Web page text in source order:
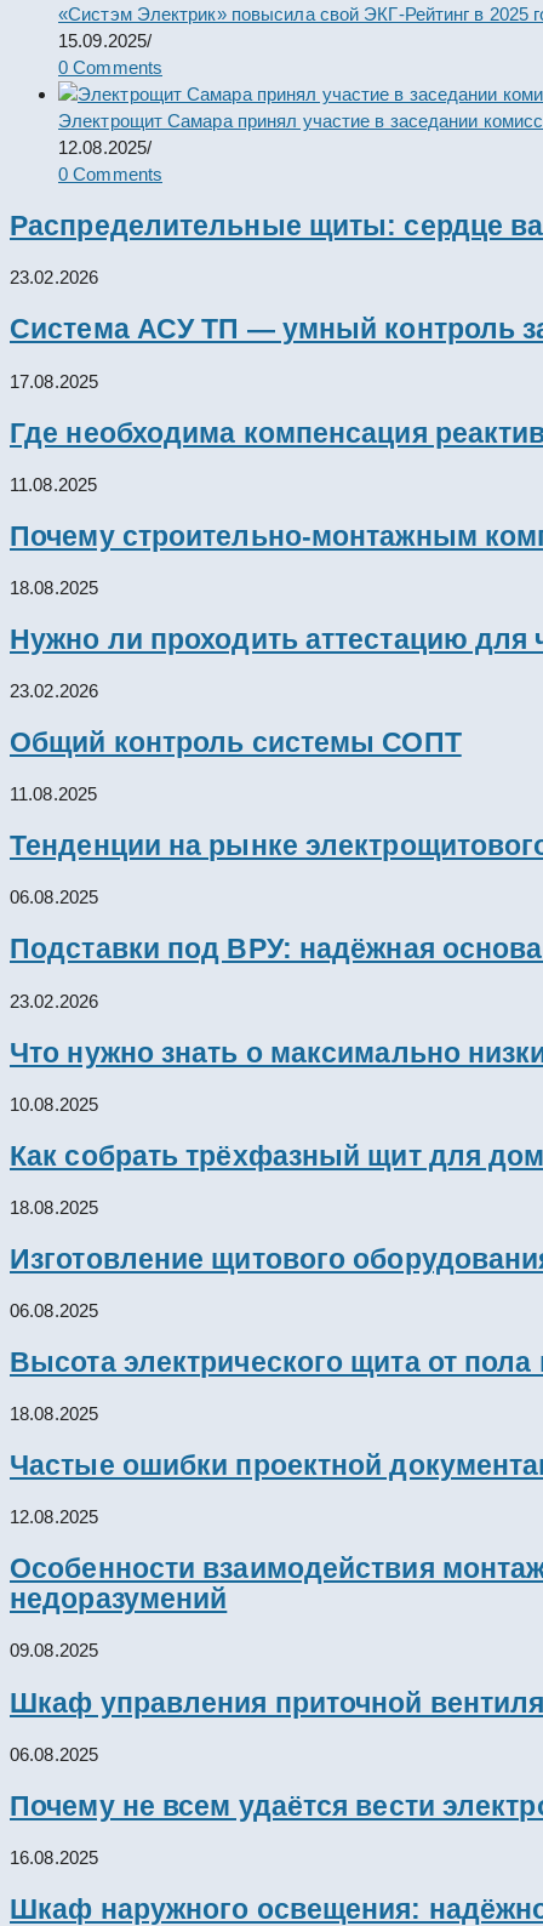
«Систэм Электрик» повысила свой ЭКГ-Рейтинг в 2025
15.09.2025/
0 Comments
Электрощит Самара принял участие в заседании
12.08.2025/
0 Comments
Распределительные щиты: сердце
23.02.2026
Система АСУ ТП — умный контроль
17.08.2025
Где необходима компенсация
11.08.2025
Почему строительно-монтажным
18.08.2025
Нужно ли проходить аттестацию для
23.02.2026
Общий контроль системы СОПТ
11.08.2025
Тенденции на рынке
06.08.2025
Подставки под ВРУ: надёжная
23.02.2026
Что нужно знать о максимально
10.08.2025
Как собрать трёхфазный щит для
18.08.2025
Изготовление щитового
06.08.2025
Высота электрического щита от
18.08.2025
Частые ошибки проектной
12.08.2025
Особенности взаимодействия
недоразумений
09.08.2025
Шкаф управления приточной
06.08.2025
Почему не всем удаётся вести
16.08.2025
Шкаф наружного освещения: